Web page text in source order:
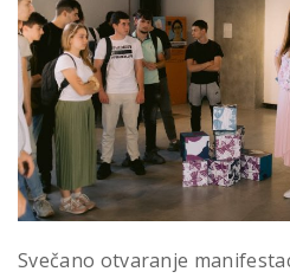
Svečano otvaranje